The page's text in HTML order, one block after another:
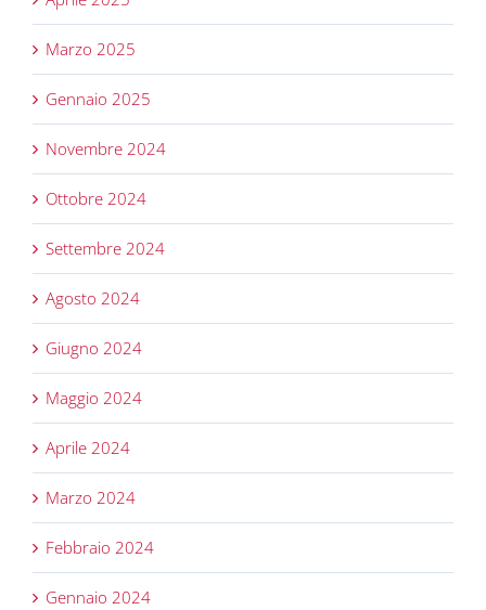
Marzo 2025
Gennaio 2025
Novembre 2024
Ottobre 2024
Settembre 2024
Agosto 2024
Giugno 2024
Maggio 2024
Aprile 2024
Marzo 2024
Febbraio 2024
Gennaio 2024